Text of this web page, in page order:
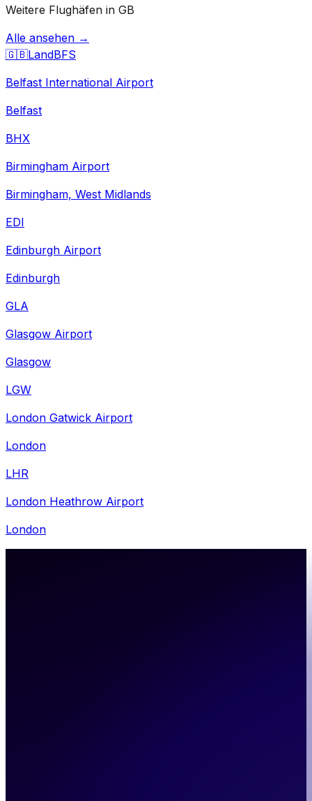
Weitere Flughäfen in GB
Alle ansehen →
🇬🇧LandBFS
Belfast International Airport
Belfast
BHX
Birmingham Airport
Birmingham, West Midlands
EDI
Edinburgh Airport
Edinburgh
GLA
Glasgow Airport
Glasgow
LGW
London Gatwick Airport
London
LHR
London Heathrow Airport
London